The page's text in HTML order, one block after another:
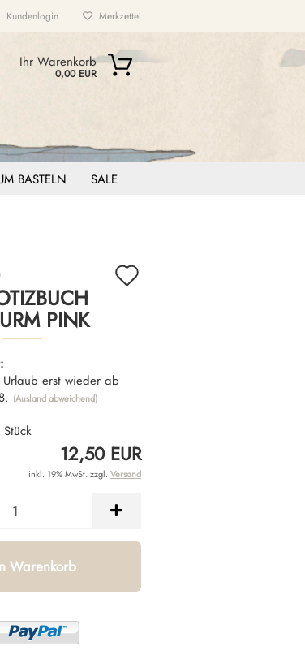
Kundenlogin Merkzettel
Ihr Warenkorb
0,00 EUR
BASTELN SALE
PINK
erst wieder ab
(Ausland abweichend)
Stück
12,50 EUR
inkl. 19% MwSt. zzgl. Versand
Warenkorb